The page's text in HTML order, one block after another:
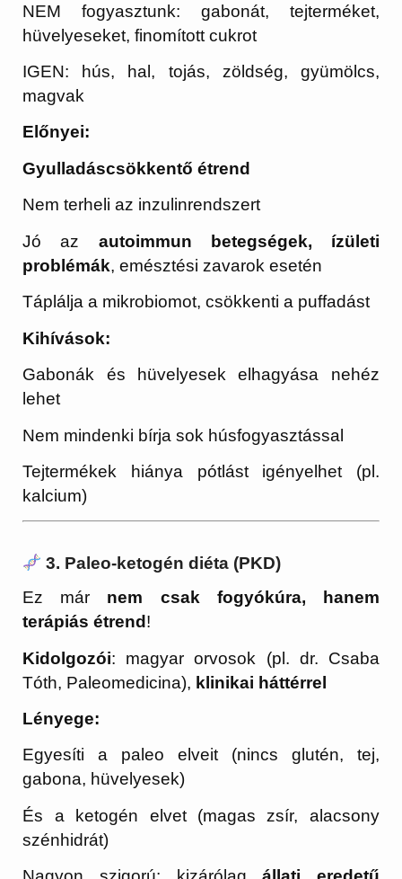
NEM fogyasztunk: gabonát, tejterméket,
hüvelyeseket, finomított cukrot
IGEN: hús, hal, tojás, zöldség, gyümölcs,
magvak
Előnyei:
Gyulladáscsökkentő étrend
Nem terheli az inzulinrendszert
Jó az autoimmun betegségek, ízületi
problémák, emésztési zavarok esetén
Táplálja a mikrobiomot, csökkenti a puffadást
Kihívások:
Gabonák és hüvelyesek elhagyása nehéz
lehet
Nem mindenki bírja sok húsfogyasztással
Tejtermékek hiánya pótlást igényelhet (pl.
kalcium)
3. Paleo-ketogén diéta (PKD)
Ez már nem csak fogyókúra, hanem
terápiás étrend !
Kidolgozói: magyar orvosok (pl. dr. Csaba
Tóth, Paleomedicina), klinikai háttérrel
Lényege:
Egyesíti a paleo elveit (nincs glutén, tej,
gabona, hüvelyesek)
És a ketogén elvet (magas zsír, alacsony
szénhidrát)